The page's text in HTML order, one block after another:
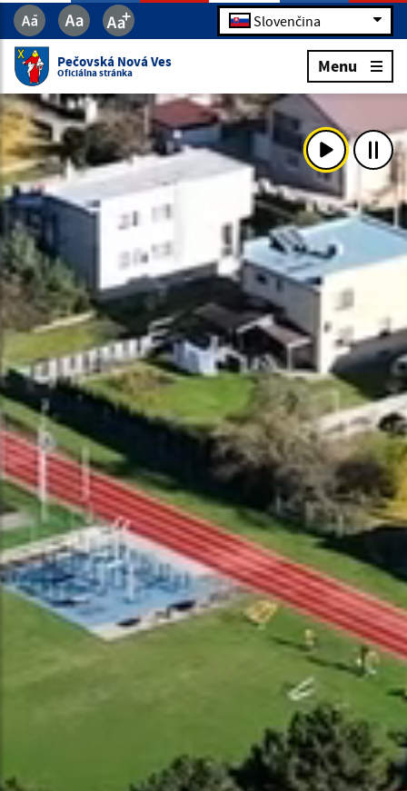
Slovenčina
Pečovská Nová Ves
Oficiálna stránka Menu